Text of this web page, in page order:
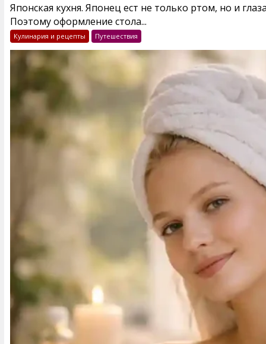
Японская кухня. Японец ест не только ртом, но и
Поэтому оформление стола...
Кулинария и рецепты Путешествия